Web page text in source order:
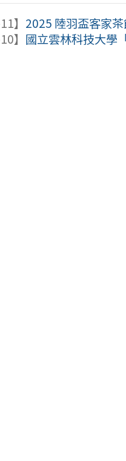
】 2025 陸羽盃客家
】 國立雲林科技大學